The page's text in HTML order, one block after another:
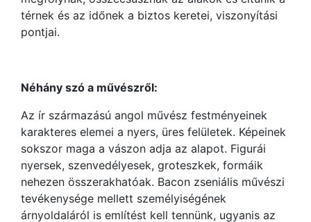
térnek és az időnek a biztos keretei, viszonyítási
pontjai.
Néhány szó a művészről:
Az ír származású angol művész festményeinek
karakteres elemei a nyers, üres felületek. Képeinek
sokszor maga a vászon adja az alapot. Figurái
nyersek, szenvedélyesek, groteszkek, formáik
nehezen összerakhatóak. Bacon zseniális művészi
tevékenysége mellett személyiségének
árnyoldaláról is említést kell tennünk, ugyanis az